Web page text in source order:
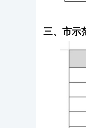
三、市示